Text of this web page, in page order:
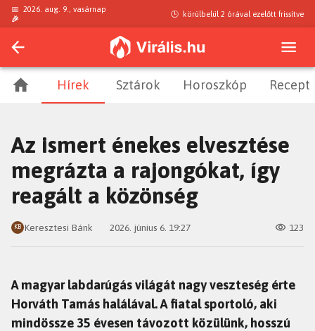
📅 2026. aug. 9., vasárnap
🎉
🕒 körülbelül 2 órával ezelőtt frissítve
Hírek Sztárok Horoszkóp Recept
Az ismert énekes elvesztése
megrázta a rajongókat, így
reagált a közönség
KB Keresztesi Bánk 2026. június 6. 19:27 123
A magyar labdarúgás világát nagy veszteség érte
Horváth Tamás halálával. A fiatal sportoló, aki
mindössze 35 évesen távozott közülünk, hosszú